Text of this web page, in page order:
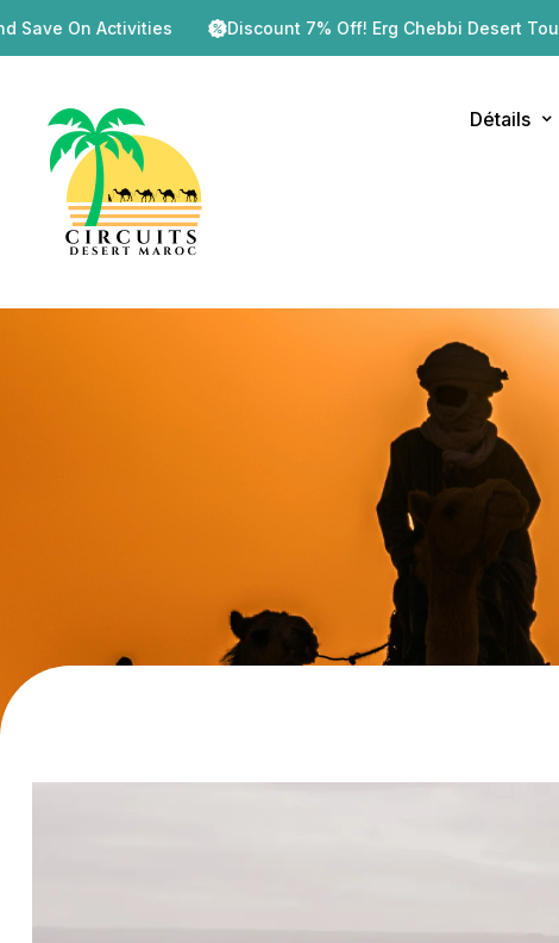
Discount 7% Off! Erg Chebbi Desert Tour – 2 Days / 1 Night
Détails